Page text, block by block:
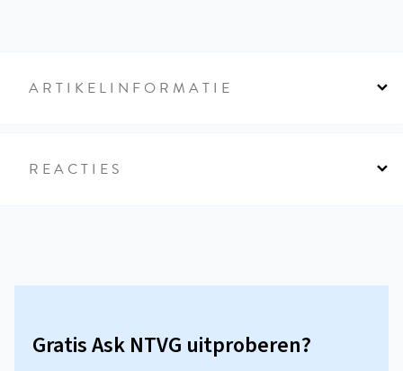
ARTIKELINFORMATIE
REACTIES
Gratis Ask NTVG uitproberen?